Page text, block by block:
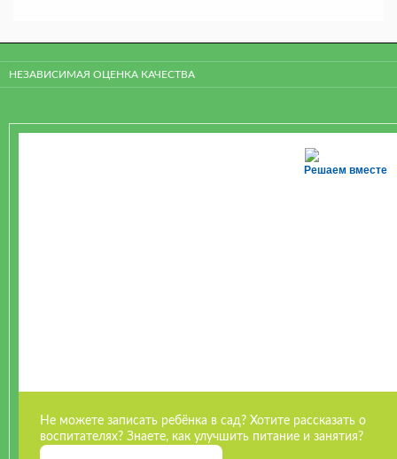
НЕЗАВИСИМАЯ ОЦЕНКА КАЧЕСТВА
Решаем вместе
Не можете записать ребёнка в сад? Хотите рассказать о
воспитателях? Знаете, как улучшить питание и занятия?